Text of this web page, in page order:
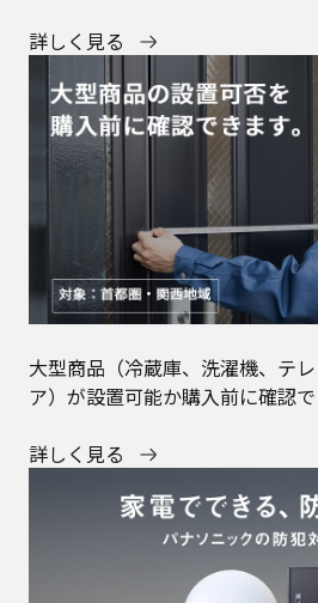
詳しく見る
大型商品（冷蔵庫、洗濯機、テ
ア）が設置可能か購入前に確認で
詳しく見る